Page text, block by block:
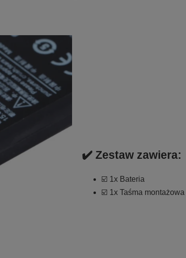
✔️ Zestaw zawiera:
☑️ 1x Bateria
☑️ 1x Taśma montażowa